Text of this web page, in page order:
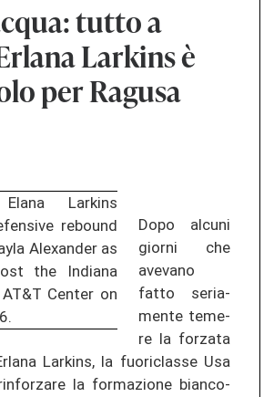
tutto a
Larkins è
per Ragusa
Dopo al­cu­ni
gior­ni che
ave­va­no
fatto se­ria­
men­te te­me­
re la for­za­ta
Larkins, la fuo­ri­clas­se Usa
la for­ma­zio­ne bi­an­co­